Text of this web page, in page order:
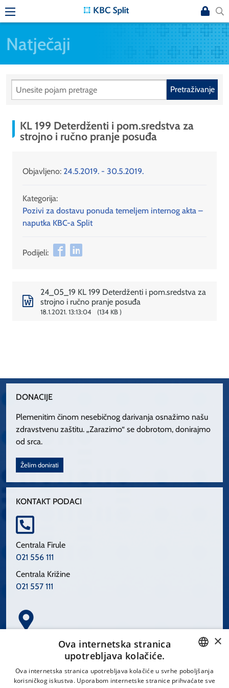
Natječaji
Pretraživanje
KL 199 Deterdženti i pom.sredstva za
strojno i ručno pranje posuđa
Objavljeno: 24.5.2019. - 30.5.2019.
Kategorija:
Pozivi za dostavu ponuda temeljem internog akta –
naputka KBC-a Split
Podijeli:
24_05_19 KL 199 Deterdženti i pom.sredstva za
strojno i ručno pranje posuđa
18.1.2021. 13:13:04 134 KB
DONACIJE
Plemenitim činom nesebičnog darivanja osnažimo našu
zdravstvenu zaštitu. „Zarazimo“ se dobrotom, donirajmo
od srca.
Želim donirati
KONTAKT PODACI
Centrala Firule
021 556 111
Centrala Križine
021 557 111
Spinčićeva 1, 21000 Split
CROATIAN
×
Ova internetska stranica
upotrebljava kolačiće.
Ova internetska stranica upotrebljava kolačiće u svrhe poboljšanja
korisničkog iskustva. Uporabom internetske stranice prihvaćate sve